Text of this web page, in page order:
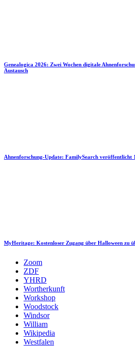
Genealogica 2026: Zwei Wochen digitale
Austausch
Ahnenforschung-Update: FamilySearch veröffentlicht
MyHeritage: Kostenloser Zugang über Halloween zu
Zoom
ZDF
YHRD
Wortherkunft
Workshop
Woodstock
Windsor
William
Wikipedia
Westfalen